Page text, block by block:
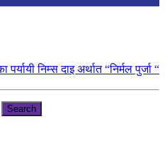
निम्स दाइ अर्थात “निर्मल पुर्जा “
Search